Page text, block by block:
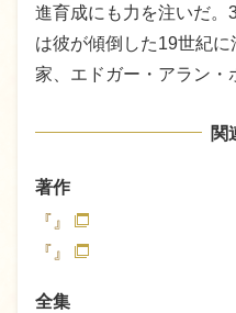
進育成にも力を注いだ。
は彼が傾倒した19世紀
家、エドガー・アラン・
関
著作
『』
『』
全集